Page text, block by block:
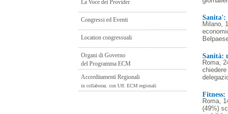
La Voce dei Provider
Congressi ed Eventi
Location congressuali
Organi di Governo
del Programma ECM
Accreditamenti Regionali
in collaboraz. con Uff. ECM regionali